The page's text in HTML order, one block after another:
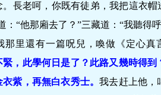
。長老呵，你既有徒弟，我把這衣
：“他那廂去了？”三藏道：“我聽得
那里還有一篇呪兒，喚做《定心真
緊，此學何日是了？此路又幾時得到
衣紫，再無白衣秀士。我去赶上他，